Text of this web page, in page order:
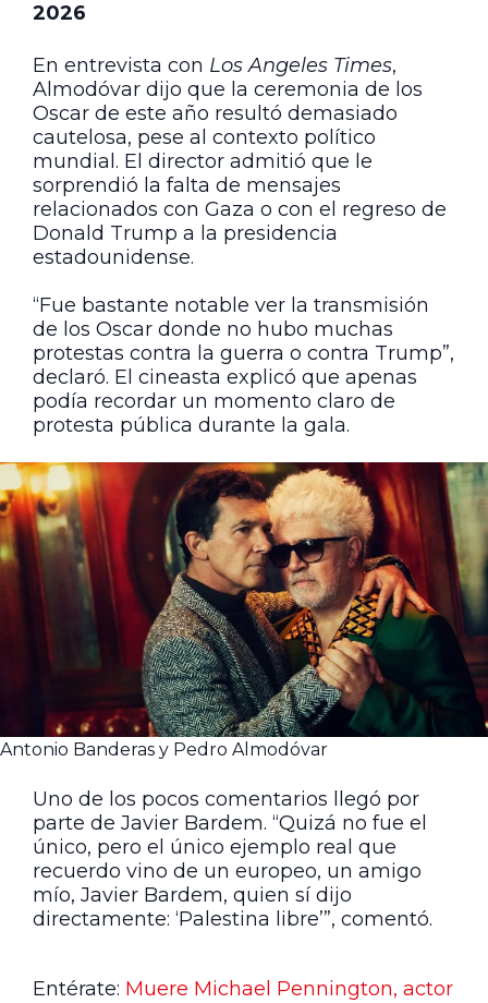
2026
En entrevista con Los Angeles Times,
Almodóvar dijo que la ceremonia de los
Oscar de este año resultó demasiado
cautelosa, pese al contexto político
mundial. El director admitió que le
sorprendió la falta de mensajes
relacionados con Gaza o con el regreso de
Donald Trump a la presidencia
estadounidense.
“Fue bastante notable ver la transmisión
de los Oscar donde no hubo muchas
protestas contra la guerra o contra Trump”,
declaró. El cineasta explicó que apenas
podía recordar un momento claro de
protesta pública durante la gala.
Antonio Banderas y Pedro Almodóvar
Uno de los pocos comentarios llegó por
parte de Javier Bardem. “Quizá no fue el
único, pero el único ejemplo real que
recuerdo vino de un europeo, un amigo
mío, Javier Bardem, quien sí dijo
directamente: ‘Palestina libre’”, comentó.
Entérate: Muere Michael Pennington, actor